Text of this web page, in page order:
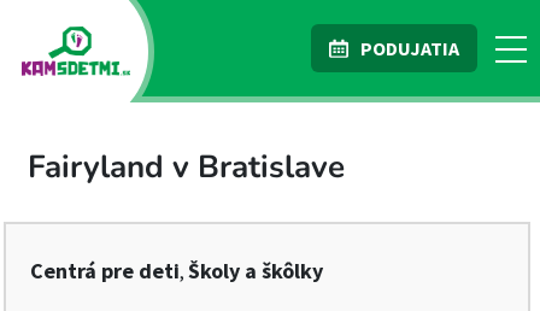
PODUJATIA
Fairyland v Bratislave
Centrá pre deti, Školy a škôlky